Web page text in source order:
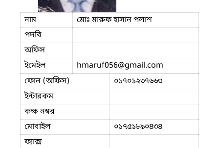
নাম
মোঃ মারুফ হাসান পলাশ
পদবি
অফিস
ইমেইল
hmaruf056@gmail.com
ফোন (অফিস)
০১৭০১২৩৭৬৬৩
ইন্টারকম
কক্ষ নম্বর
মোবাইল
০১৭৫১৮৯০৪৩৪
ফ্যাক্স